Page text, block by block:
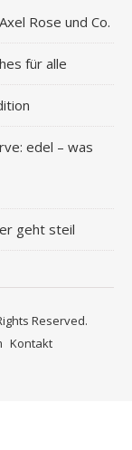
Rose und Co.
für alle
edel – was
geht steil
Reserved.
Kontakt